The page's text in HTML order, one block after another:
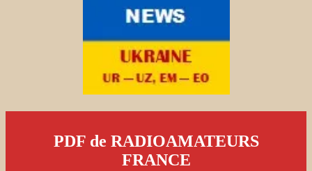
PDF de RADIOAMATEURS
FRANCE